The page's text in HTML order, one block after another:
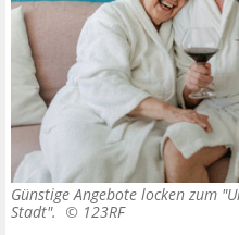
Günstige Angebote locken zum
Stadt". © 123RF